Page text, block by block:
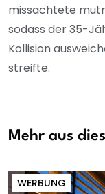
missachtete
sodass der 35-
Kollision
streifte.
Mehr aus
WERBUNG